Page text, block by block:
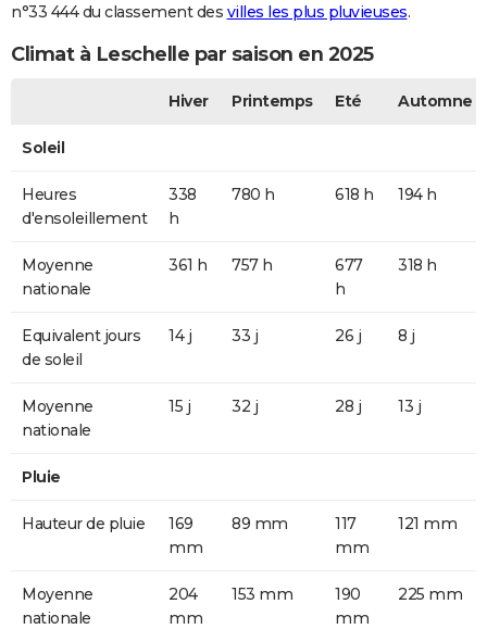
n°33 444 du classement des villes les plus pluvieuses.
Climat à Leschelle par saison en 2025
Hiver Printemps Eté Automne
Soleil
Heures
d'ensoleillement
338
h
780 h 618 h 194 h
Moyenne
nationale
361 h 757 h
677
h
318 h
Equivalent jours
de soleil
14 j 33 j 26 j 8 j
Moyenne
nationale
15 j 32 j 28 j 13 j
Pluie
Hauteur de pluie
169
mm
89 mm
117
mm
121 mm
Moyenne
nationale
204
mm
153 mm
190
mm
225 mm